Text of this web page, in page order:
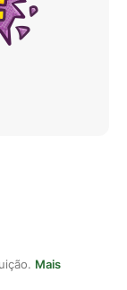
Mais